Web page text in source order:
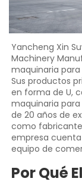
Yancheng Xin
Machinery
maquinaria para
Sus productos
en forma de U,
maquinaria
de 20 años de
como
empresa
equipo de
Por Qué